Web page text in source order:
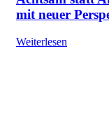
mit neuer
Weiterlesen